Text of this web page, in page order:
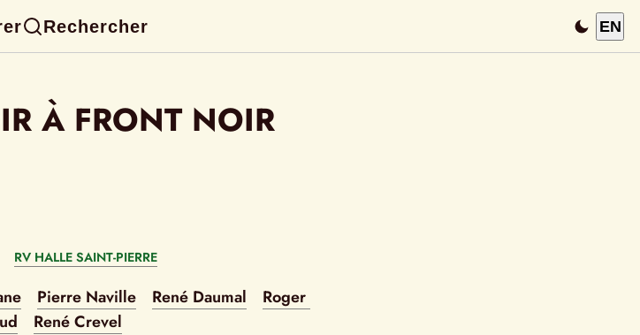
Rechercher EN
À FRONT NOIR
RV HALLE SAINT-PIERRE
Pierre Naville René Daumal
Roger
René Crevel